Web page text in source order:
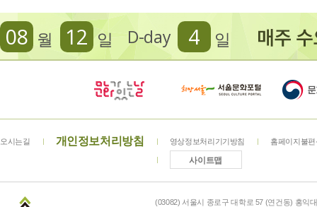
D-day 4 일
08 월 12 일
오시는길 개인정보처리방침 영상정보처리기기방침 홈페이지불
사이트맵
(03082) 서울시 종로구 대학로 57 (연건동) 홍익